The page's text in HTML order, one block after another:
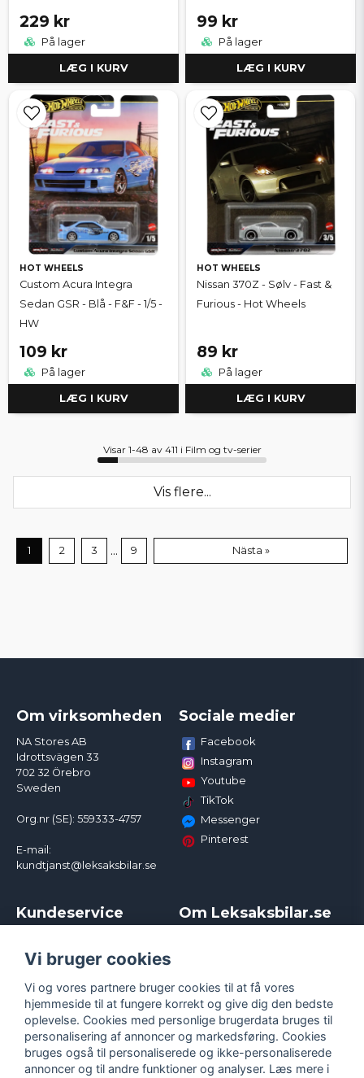
229 kr
På lager
LÆG I KURV
99 kr
På lager
LÆG I KURV
HOT WHEELS
Custom Acura Integra
Sedan GSR - Blå - F&F - 1/5 -
HW
109 kr
På lager
LÆG I KURV
HOT WHEELS
Nissan 370Z - Sølv - Fast &
Furious - Hot Wheels
89 kr
På lager
LÆG I KURV
Visar 1-48 av 411 i Film og tv-serier
Vis flere...
1 2 3 ... 9 Nästa »
Om virksomheden
NA Stores AB
Idrottsvägen 33
702 32 Örebro
Sweden
Org.nr (SE): 559333-4757
E-mail:
kundtjanst@leksaksbilar.se
Sociale medier
Facebook
Instagram
Youtube
TikTok
Messenger
Pinterest
Kundeservice
Kampagner og rabatter
Reklamation
Policy chase cars
Returnera
Logga in
Om Leksaksbilar.se
Handelsbetingelser
Persondatapolitik
Cookies
Vi bruger cookies
Vi og vores partnere bruger cookies til at få vores
hjemmeside til at fungere korrekt og give dig den bedste
oplevelse. Cookies med personlige brugerdata bruges til
personalisering af annoncer og markedsføring. Cookies
bruges også til personaliserede og ikke-personaliserede
annoncer og til andre funktioner og analyser. Læs mere i